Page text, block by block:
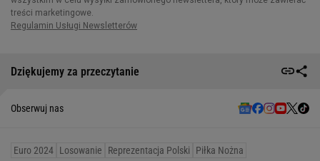
Dziękujemy za przeczytanie
Obserwuj nas
Euro 2024 Losowanie Reprezentacja Polski Piłka Nożna